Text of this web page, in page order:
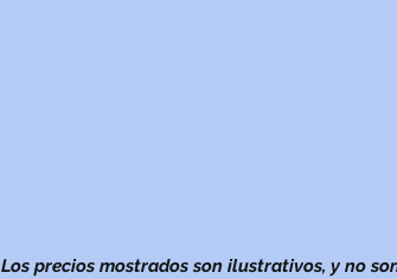
Los precios mostrados son ilustrativos, y no